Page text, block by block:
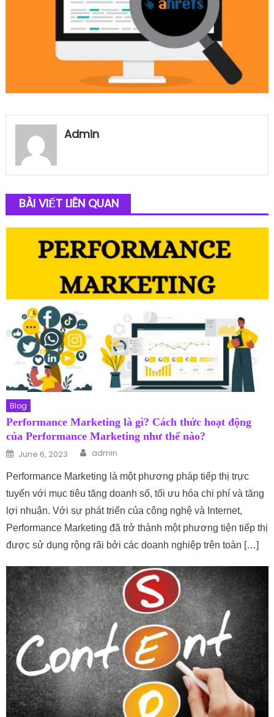
Admin
BÀI VIẾT LIÊN QUAN
Blog
Performance Marketing là gì? Cách thức hoạt động
của Performance Marketing như thế nào?
Posted on
June 6, 2023 Author
admin
Performance Marketing là một phương pháp tiếp thị trực
tuyến với mục tiêu tăng doanh số, tối ưu hóa chi phí và tăng
lợi nhuận. Với sự phát triển của công nghệ và Internet,
Performance Marketing đã trở thành một phương tiện tiếp thị
được sử dụng rộng rãi bởi các doanh nghiệp trên toàn […]